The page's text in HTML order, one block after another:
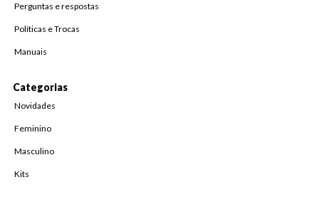
Perguntas e respostas
Políticas e Trocas
Manuais
Categorias
Novidades
Feminino
Masculino
Kits